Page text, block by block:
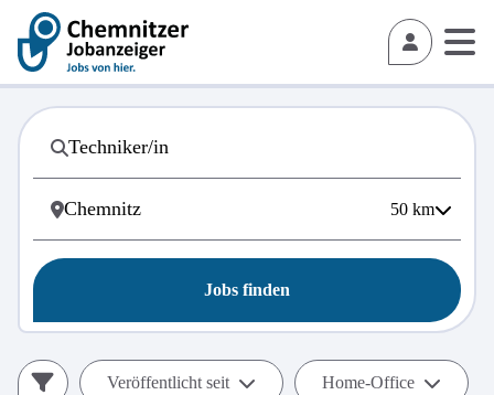
50 km
Jobs finden
Veröffentlicht seit Home-Office